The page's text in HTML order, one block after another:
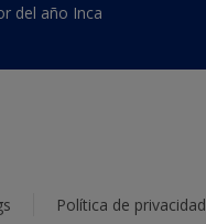
del año Inca
Política de privacidad